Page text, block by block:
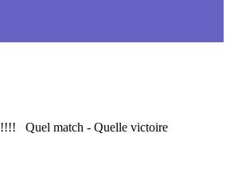
!!!! Quel match - Quelle victoire